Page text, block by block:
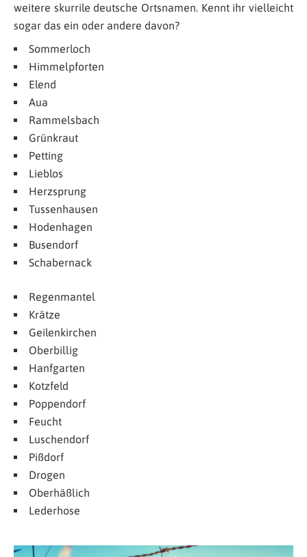
weitere skurrile deutsche Ortsnamen. Kennt ihr vielleicht
sogar das ein oder andere davon?
Sommerloch
Himmelpforten
Elend
Aua
Rammelsbach
Grünkraut
Petting
Lieblos
Herzsprung
Tussenhausen
Hodenhagen
Busendorf
Schabernack
Regenmantel
Krätze
Geilenkirchen
Oberbillig
Hanfgarten
Kotzfeld
Poppendorf
Feucht
Luschendorf
Pißdorf
Drogen
Oberhäßlich
Lederhose